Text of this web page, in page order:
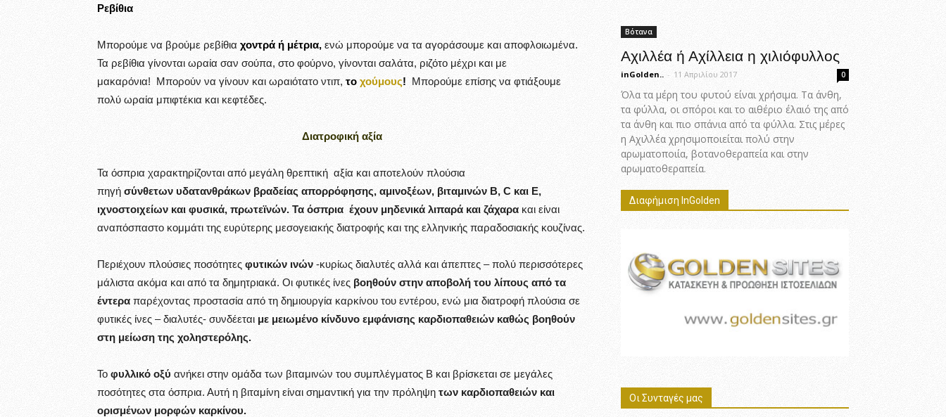
Ρεβίθια
Μπορούμε να βρούμε ρεβίθια χοντρά ή μέτρια, ενώ μπορούμε να τα αγοράσουμε και αποφλοιωμένα.
Τα ρεβίθια γίνονται ωραία σαν σούπα, στο φούρνο, γίνονται σαλάτα, ριζότο μέχρι και με
μακαρόνια! Μπορούν να γίνουν και ωραιότατο ντιπ, το χούμους! Μπορούμε επίσης να φτιάξουμε
πολύ ωραία μπιφτέκια και κεφτέδες.
Διατροφική αξία
Τα όσπρια χαρακτηρίζονται από μεγάλη θρεπτική αξία και αποτελούν πλούσια
πηγή σύνθετων υδατανθράκων βραδείας απορρόφησης, αμινοξέων, βιταμινών Β, C και E,
ιχνοστοιχείων και φυσικά, πρωτεϊνών. Τα όσπρια έχουν μηδενικά λιπαρά και ζάχαρα και είναι
αναπόσπαστο κομμάτι της ευρύτερης μεσογειακής διατροφής και της ελληνικής παραδοσιακής κουζίνας.
Περιέχουν πλούσιες ποσότητες φυτικών ινών -κυρίως διαλυτές αλλά και άπεπτες – πολύ περισσότερες
μάλιστα ακόμα και από τα δημητριακά. Οι φυτικές ίνες βοηθούν στην αποβολή του λίπους από τα
έντερα παρέχοντας προστασία από τη δημιουργία καρκίνου του εντέρου, ενώ μια διατροφή πλούσια σε
φυτικές ίνες – διαλυτές- συνδέεται με μειωμένο κίνδυνο εμφάνισης καρδιοπαθειών καθώς βοηθούν
στη μείωση της χοληστερόλης.
Το φυλλικό οξύ ανήκει στην ομάδα των βιταμινών του συμπλέγματος Β και βρίσκεται σε μεγάλες
ποσότητες στα όσπρια. Αυτή η βιταμίνη είναι σημαντική για την πρόληψη των καρδιοπαθειών και
ορισμένων μορφών καρκίνου.
Βότανα
Αχιλλέα ή Αχίλλεια η χιλιόφυλλος
inGolden.. - 11 Απριλίου 2017 0
Όλα τα μέρη του φυτού είναι χρήσιμα. Τα άνθη,
τα φύλλα, οι σπόροι και το αιθέριο έλαιό της από
τα άνθη και πιο σπάνια από τα φύλλα. Στις μέρες
η Αχιλλέα χρησιμοποιείται πολύ στην
αρωματοποιία, βοτανοθεραπεία και στην
αρωματοθεραπεία.
Διαφήμιση InGolden
Οι Συνταγές μας